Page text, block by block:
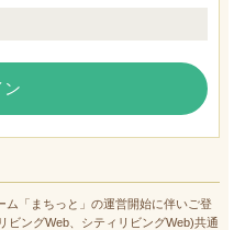
ン
ム「まちっと」の運営開始に伴いご登
ビングWeb、シティリビングWeb)共通